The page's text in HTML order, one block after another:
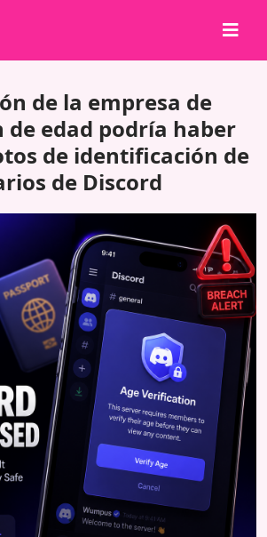
de la empresa de
edad podría haber
de identificación de
de Discord